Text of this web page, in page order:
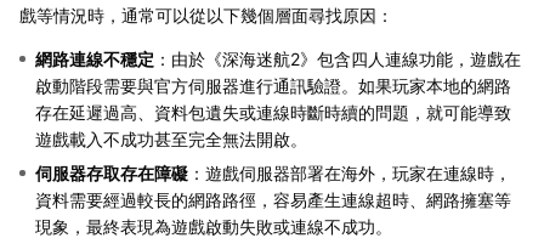
戲等情況時，通常可以從以下幾個層面尋找原因：
網路連線不穩定 ：由於《深海迷航2》包含四人連線功能，遊戲在
啟動階段需要與官方伺服器進行通訊驗證。如果玩家本地的網路
存在延遲過高、資料包遺失或連線時斷時續的問題，就可能導致
遊戲載入不成功甚至完全無法開啟。
伺服器存取存在障礙 ：遊戲伺服器部署在海外，玩家在連線時，
資料需要經過較長的網路路徑，容易產生連線超時、網路擁塞等
現象，最終表現為遊戲啟動失敗或連線不成功。